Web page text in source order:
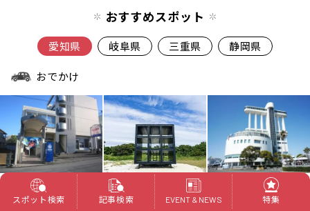
おすすめスポット
愛知県 岐阜県 三重県 静岡県
おでかけ
温泉＆銭湯
白山温泉
観光スポット
佐久島
博物館＆科学館
名古屋海洋博物館
スポット検索 記事検索 EVENT & NEWS 特集